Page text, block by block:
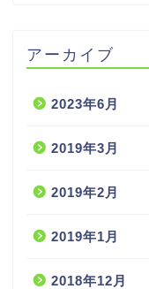
アーカイブ
2023年6月
2019年3月
2019年2月
2019年1月
2018年12月